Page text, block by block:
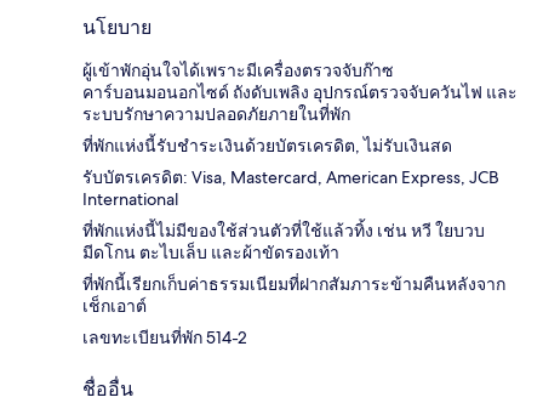
นโยบาย
ผู้เข้าพักอุ่นใจได้เพราะมีเครื่องตรวจจับก๊าซ
คาร์บอนมอนอกไซด์ ถังดับเพลิง อุปกรณ์ตรวจจับควันไฟ และ
ระบบรักษาความปลอดภัยภายในที่พัก
ที่พักแห่งนี้รับชำระเงินด้วยบัตรเครดิต, ไม่รับเงินสด
รับบัตรเครดิต: Visa, Mastercard, American Express, JCB
International
ที่พักแห่งนี้ไม่มีของใช้ส่วนตัวที่ใช้แล้วทิ้ง เช่น หวี ใยบวบ
มีดโกน ตะไบเล็บ และผ้าขัดรองเท้า
ที่พักนี้เรียกเก็บค่าธรรมเนียมที่ฝากสัมภาระข้ามคืนหลังจาก
เช็กเอาต์
เลขทะเบียนที่พัก 514-2
ชื่ออื่น